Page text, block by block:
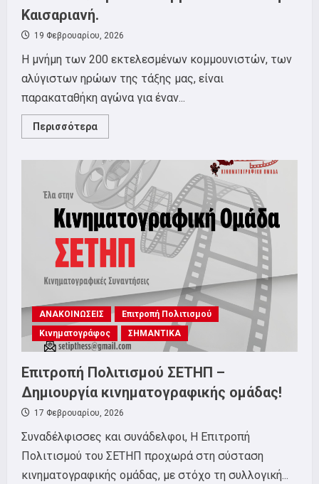
Καισαριανή.
19 Φεβρουαρίου, 2026
Η μνήμη των 200 εκτελεσμένων κομμουνιστών, των
αλύγιστων ηρώων της τάξης μας, είναι
παρακαταθήκη αγώνα για έναν...
Περισσότερα
more
τις
φωτογραφίες
–
ντοκουμέντο
των
200
εκτελεσμένων
κομμουνιστών
στην
Καισαριανή.
ΑΝΑΚΟΙΝΩΣΕΙΣ
Επιτροπή Πολιτισμού
Κινηματογράφος
ΣΗΜΑΝΤΙΚΑ
Επιτροπή Πολιτισμού ΣΕΤΗΠ –
Δημιουργία κινηματογραφικής ομάδας!
17 Φεβρουαρίου, 2026
Συναδέλφισσες και συνάδελφοι, Η Επιτροπή
Πολιτισμού του ΣΕΤΗΠ προχωρά στη σύσταση
κινηματογραφικής ομάδας, με στόχο τη συλλογική...